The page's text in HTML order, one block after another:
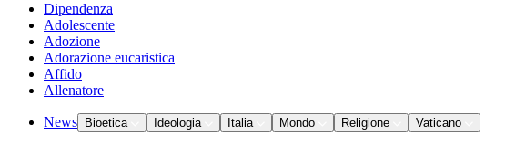
Dipendenza
Adolescente
Adozione
Adorazione eucaristica
Affido
Allenatore
News Bioetica Ideologia Italia Mondo Religione Vaticano